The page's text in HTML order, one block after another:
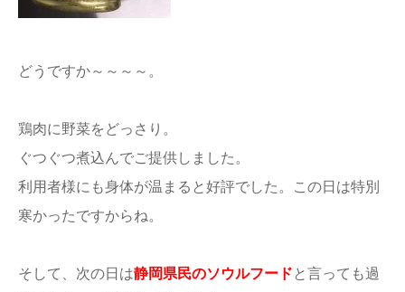
どうですか～～～～。
鶏肉に野菜をどっさり。
ぐつぐつ煮込んでご提供しました。
利用者様にも身体が温まると好評でした。この日は特別
寒かったですからね。
そして、次の日は静岡県民のソウルフード と言っても過